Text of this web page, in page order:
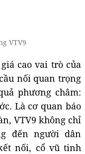
VTV9
cao vai trò của
nối quan trọng
phương châm:
Là cơ quan báo
VTV9 không chỉ
đến người dân
nối, cổ vũ tinh